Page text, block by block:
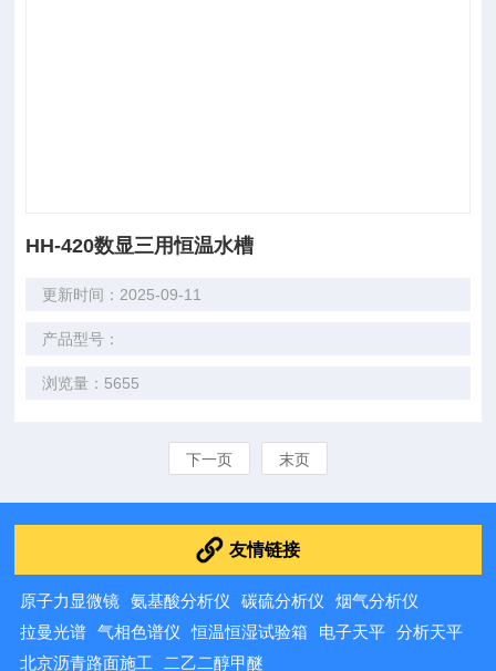
HH-420数显三用恒温水槽
更新时间：2025-09-11
产品型号：
浏览量：5655
下一页 末页
友情链接
原子力显微镜 氨基酸分析仪 碳硫分析仪
烟气分析仪
拉曼光谱
气相色谱仪 恒温恒湿试验箱 电子天平
分析天平
北京沥青路面施工
二乙二醇甲醚